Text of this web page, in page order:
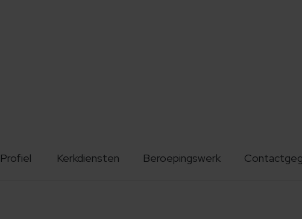
Profiel Kerkdiensten Beroepingswerk